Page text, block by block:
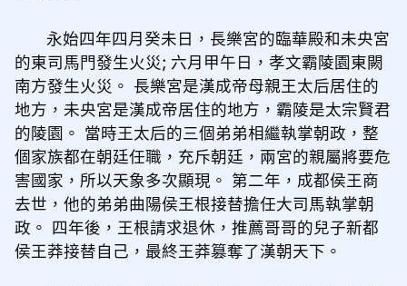
永始四年四月癸未日，長樂宮的臨華殿和未央宮
的東司馬門發生火災; 六月甲午日，孝文霸陵園東闕
南方發生火災。 長樂宮是漢成帝母親王太后居住的
地方，未央宮是漢成帝居住的地方，霸陵是太宗賢君
的陵園。 當時王太后的三個弟弟相繼執掌朝政，整
個家族都在朝廷任職，充斥朝廷，兩宮的親屬將要危
害國家，所以天象多次顯現。 第二年，成都侯王商
去世，他的弟弟曲陽侯王根接替擔任大司馬執掌朝
政。 四年後，王根請求退休，推薦哥哥的兒子新都
侯王莽接替自己，最終王莽篡奪了漢朝天下。